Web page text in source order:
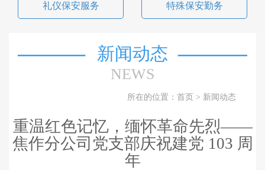
礼仪保安服务 特殊保安勤务
新闻动态
NEWS
所在的位置： 首页 > 新闻动态
重温红色记忆，缅怀革命先烈——
焦作分公司党支部庆祝建党 103 周
年